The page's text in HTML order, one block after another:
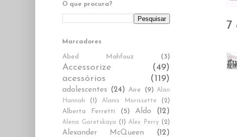
7
O que procura?
Marcadores
Abed Mahfouz (3)
Accessorize
(49)
acessórios
(119)
adolescentes (24) Aire (9) Alan
Hannah
(1) Alanis Morissette (2)
Alberta Ferretti (5) Aldo (12)
Alena Goretskaya (1) Alex Perry (2)
Alexander McQueen (12)